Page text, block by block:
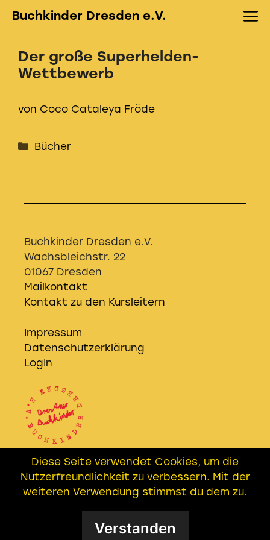
Inhalt
Buchkinder Dresden e.V.
Der große Superhelden-
Wettbewerb
von Coco Cataleya Fröde
Kategorien
Bücher
Buchkinder Dresden e.V.
Wachsbleichstr. 22
01067 Dresden
Mailkontakt
Kontakt zu den Kursleitern
Impressum
Datenschutzerklärung
LogIn
Wir sind Kooperationspartner der
EICHHÖRNER AG– Freundeskreis
Buchkinder e.V. in Leipzig
Diese Seite verwendet Cookies, um die
Nutzerfreundlichkeit zu verbessern. Mit der
weiteren Verwendung stimmst du dem zu.
Verstanden